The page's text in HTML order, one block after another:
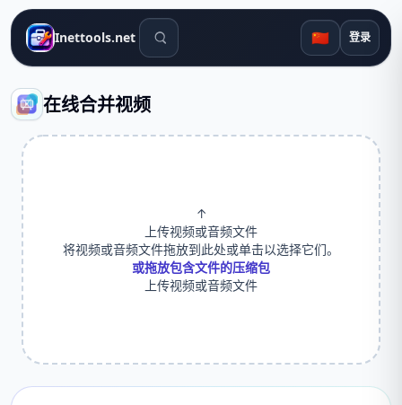
Inettools.net 搜索工具 🇨🇳 登录
在线合并视频
↑
上传视频或音频文件
将视频或音频文件拖放到此处或单击以选择它们。
或拖放包含文件的压缩包
上传视频或音频文件